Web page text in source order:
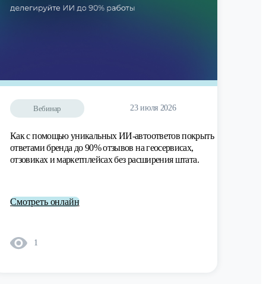
Вебинар 23 июля 2026
Как с помощью уникальных ИИ-автоответов покрыть
ответами бренда до 90% отзывов на геосервисах,
отзовиках и маркетплейсах без расширения штата.
Смотреть онлайн
1